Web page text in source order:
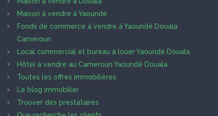
Maison à vendre à Yaoundé
Fonds de commerce à vendre à Yaoundé Douala
Cameroun
Local commercial et bureau à louer Yaoundé Douala
Hôtel à vendre au Cameroun Yaoundé Douala
Toutes les offres immobilières
Le blog immobilier
Trouver des prestataires